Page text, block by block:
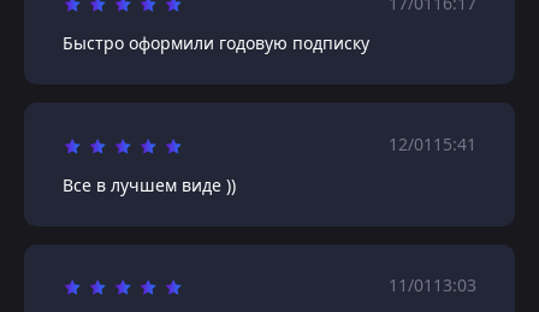
Быстро оформили годовую подписку
12/01 15:41
Все в лучшем виде ))
11/01 13:03